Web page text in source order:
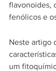
flavonoides,
fenólicos e
Neste artigo
um